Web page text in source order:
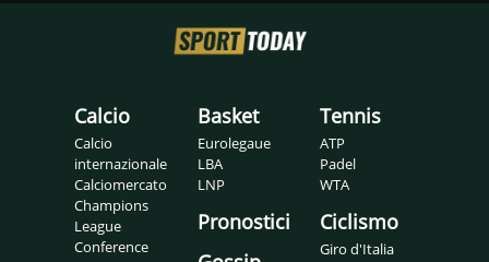
Calcio
Calcio
internazionale
Calciomercato
Champions
League
Conference
Basket
Eurolegaue
LBA
LNP
Pronostici
Tennis
ATP
Padel
WTA
Ciclismo
Giro d'Italia